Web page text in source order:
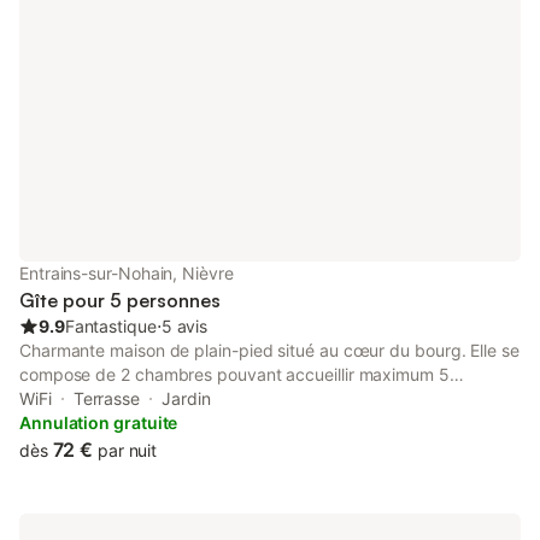
Entrains-sur-Nohain, Nièvre
Gîte pour 5 personnes
9.9Fantastique⋅5 avis
Charmante maison de plain-pied situé au cœur du bourg. Elle se
compose de 2 chambres pouvant accueillir maximum 5
personnes. Son jardin clos est composé d'un salon de jardin,
d'un barbecue, d'une table de ping-pong et d'un terrain de
pétanque. Draps et linges de toilette inclus dans le tarif.
WiFi Terrasse
Jardin
Annulation gratuite
dès 72 € par nuit